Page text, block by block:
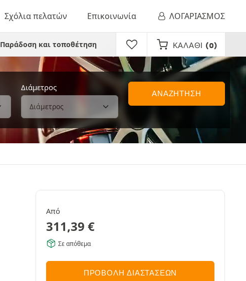
Σχόλια πελατών Επικοινωνία ΛΟΓΑΡΙΑΣΜΟΣ
Παράδοση και τοποθέτηση ΚΑΛΆΘΙ (0)
Διάμετρος
ΑΝΑΖΗΤΗΣΗ
Από
311,39 €
Σε απόθεμα
ΠΡΟΒΟΛΉ ΔΙΑΣΤΆΣΕΩΝ